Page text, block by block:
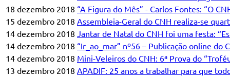
18 dezembro 2018 “A Figura do Mês” - Carlos Fontes: “O
15 dezembro 2018 Assembleia-Geral do CNH realiza-se
14 dezembro 2018 Jantar de Natal do CNH foi uma festa:
14 dezembro 2018 “Ir_ao_mar” nº56 – Publicação online
14 dezembro 2018 Mini-Veleiros do CNH: 6ª Prova do
13 dezembro 2018 APADIF: 25 anos a trabalhar para que